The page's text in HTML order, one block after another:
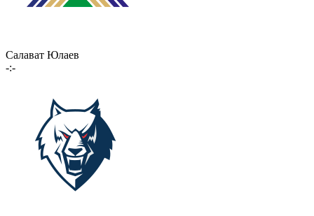
Салават Юлаев
-:-